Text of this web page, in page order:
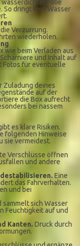
wasserdichter Folie
So dringt kein Wasser
Verzurrung.
wiederholen.
wie beim Verladen aus
und Inhalt auf
Fotos für eventuelle
Zuladung deines
auf der
die Box aufrecht
bei nassem
es klare Risiken.
folgenden Hinweise
sie vermeidest.
Verschlüsse öffnen
und andere
destabilisieren. Eine
das Fahrverhalten.
und bei
sammelt sich Wasser
Feuchtigkeit auf und
Kanten. Druck durch